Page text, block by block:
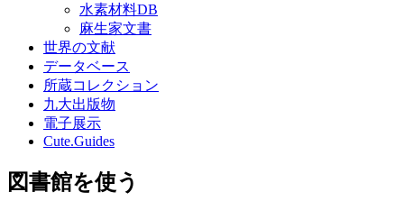
水素材料DB
麻生家文書
世界の文献
データベース
所蔵コレクション
九大出版物
電子展示
Cute.Guides
図書館を使う